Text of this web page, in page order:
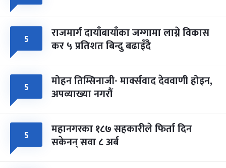
५ राजमार्ग दायाँबायाँका जग्गामा लाग्ने विकास
कर ५ प्रतिशत बिन्दु बढाइँदै
५ मोहन तिम्सिनाजी- मार्क्सवाद देववाणी होइन,
अपव्याख्या नगरौं
५ महानगरका १८७ सहकारीले फिर्ता दिन
सकेनन् सवा ८ अर्ब